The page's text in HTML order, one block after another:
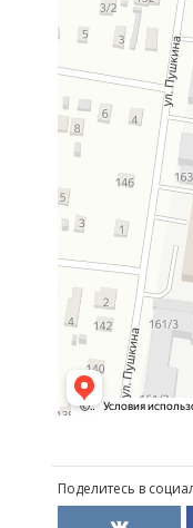
Поделитесь в